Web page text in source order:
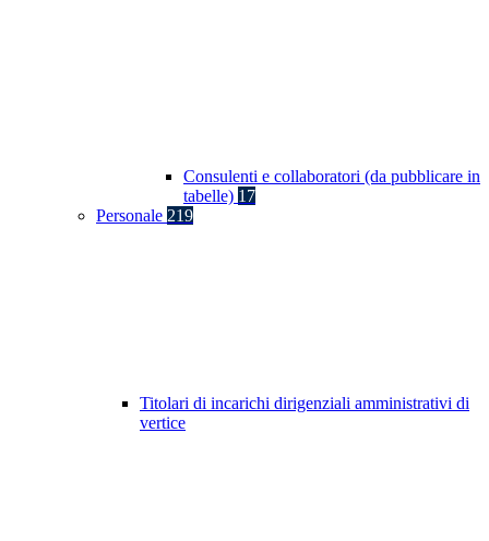
Consulenti e collaboratori (da pubblicare in
tabelle) 17
Personale 219
Titolari di incarichi dirigenziali amministrativi di
vertice